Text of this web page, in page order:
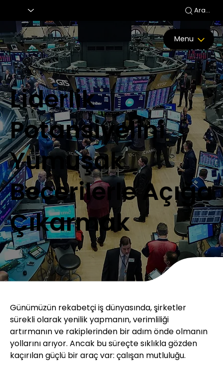
Menu
Ara...
Bağlılık, Liderlik
Liderlik
Potansiyelini
Yumuşak
Becerilerle Açığa
Çıkarmak
Günümüzün rekabetçi iş dünyasında, şirketler
sürekli olarak yenilik yapmanın, verimliliği
artırmanın ve rakiplerinden bir adım önde olmanın
yollarını arıyor. Ancak bu süreçte sıklıkla gözden
kaçırılan güçlü bir araç var: çalışan mutluluğu.